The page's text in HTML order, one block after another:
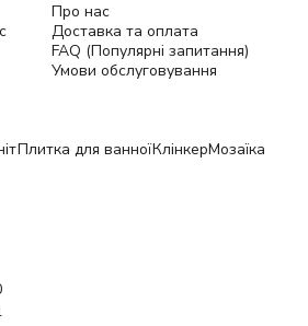
Про нас
Доставка та оплата
FAQ (Популярні запитання)
Умови обслуговування
Плитка для ванноїКлінкерМозаїка